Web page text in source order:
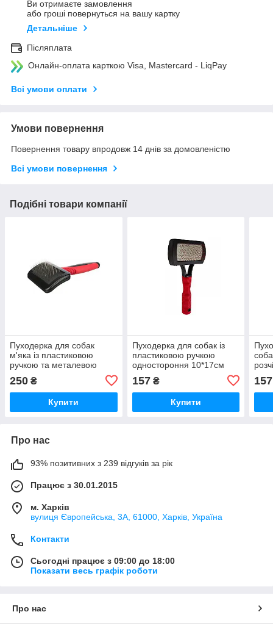
Ви отримаєте замовлення
або гроші повернуться на вашу картку
Детальніше
Післяплата
Онлайн-оплата карткою Visa, Mastercard - LiqPay
Всі умови оплати
Умови повернення
Повернення товару впродовж 14 днів за домовленістю
Всі умови повернення
Подібні товари компанії
Пуходерка для собак
м'яка із пластиковою
ручкою та металевою
ТХ-24056 Trixie
250 ₴
Купити
Пуходерка для собак із
пластиковою ручкою
одностороння 10*17см
157₴
Купити
157
Про нас
93% позитивних з 239 відгуків за рік
Працює з 30.01.2015
м. Харків
вулиця Європейська, 3А, 61000, Харків, Україна
Контакти
Сьогодні працює з 09:00 до 18:00
Показати весь графік роботи
Про нас